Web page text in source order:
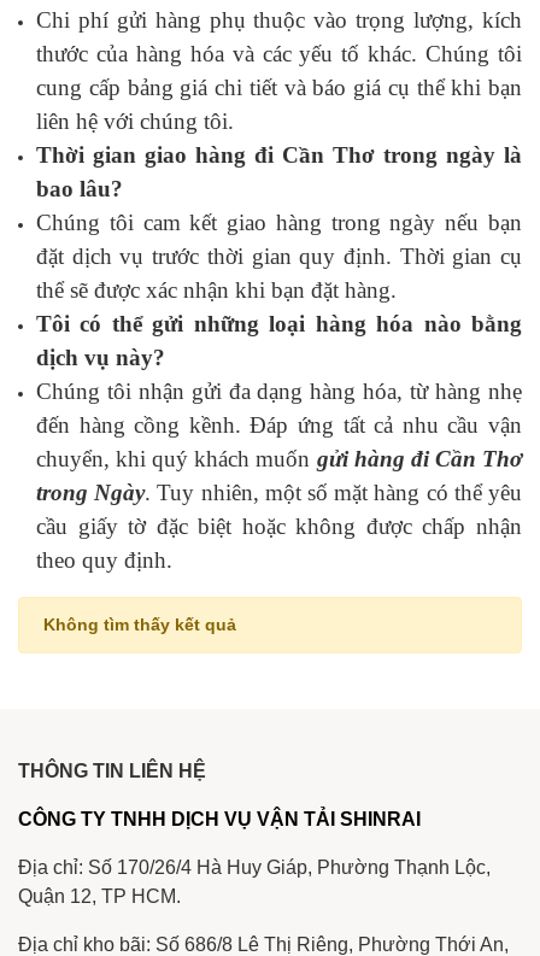
Chi phí gửi hàng phụ thuộc vào trọng lượng, kích
thước của hàng hóa và các yếu tố khác. Chúng tôi
cung cấp bảng giá chi tiết và báo giá cụ thể khi bạn
liên hệ với chúng tôi.
Thời gian giao hàng đi Cần Thơ trong ngày là
bao lâu?
Chúng tôi cam kết giao hàng trong ngày nếu bạn
đặt dịch vụ trước thời gian quy định. Thời gian cụ
thể sẽ được xác nhận khi bạn đặt hàng.
Tôi có thể gửi những loại hàng hóa nào bằng
dịch vụ này?
Chúng tôi nhận gửi đa dạng hàng hóa, từ hàng nhẹ
đến hàng cồng kềnh. Đáp ứng tất cả nhu cầu vận
chuyển, khi quý khách muốn gửi hàng đi Cần Thơ
trong Ngày. Tuy nhiên, một số mặt hàng có thể yêu
cầu giấy tờ đặc biệt hoặc không được chấp nhận
theo quy định.
Không tìm thấy kết quả
THÔNG TIN LIÊN HỆ
CÔNG TY TNHH DỊCH VỤ VẬN TẢI SHINRAI
Địa chỉ: Số 170/26/4 Hà Huy Giáp, Phường Thạnh Lộc,
Quận 12, TP HCM.
Địa chỉ kho bãi: Số 686/8 Lê Thị Riêng, Phường Thới An,